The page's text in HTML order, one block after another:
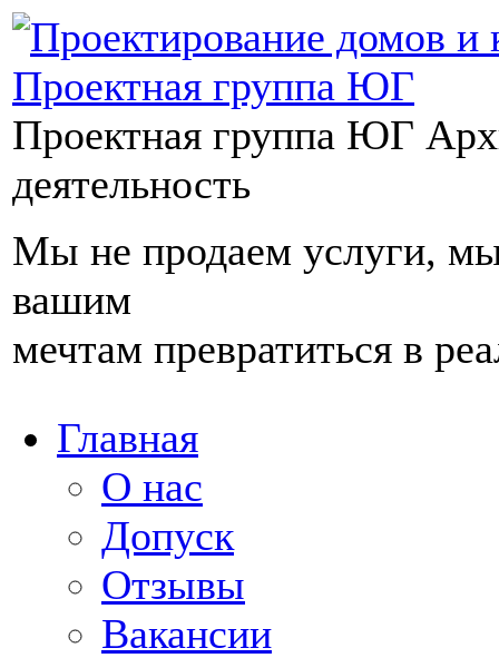
Проектная группа ЮГ
деятельность
Мы не продаем услуги,
вашим
мечтам превратиться в
Главная
О нас
Допуск
Отзывы
Вакансии